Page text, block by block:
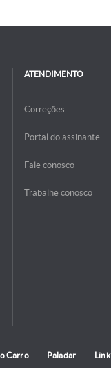
ATENDIMENTO
Correções
Portal do assinante
Fale conosco
Trabalhe conosco
Carro Paladar Link